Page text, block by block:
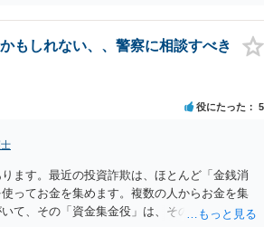
検索し、そこに記載されている電話番号に連
容等について確認をしてみるとよいでしょう。
もしれない、、警察に相談すべき
役にたった 5
ます。最近の投資詐欺は、ほとんど「金銭消
ってお金を集めます。複数の人からお金を集
て、その「資金集金役」は、その先の「投資